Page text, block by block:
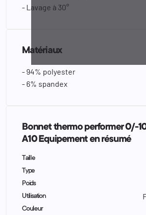
- Lavage à 30°
Matériaux
- 94% polyester
- 6% spandex
Bonnet thermo performer 0/-
A10 Equipement en résumé
Taille
Type
Poids
Utilisation
Couleur